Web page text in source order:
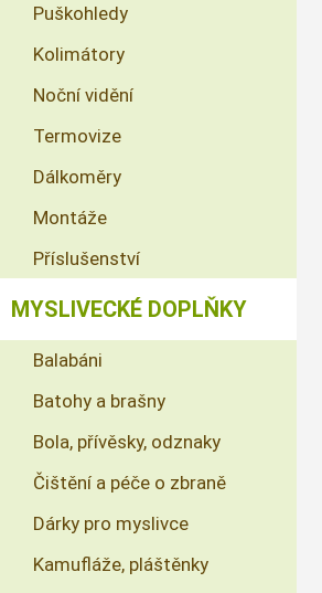
Puškohledy
Kolimátory
Noční vidění
Termovize
Dálkoměry
Montáže
Příslušenství
MYSLIVECKÉ DOPLŇKY
Balabáni
Batohy a brašny
Bola, přívěsky, odznaky
Čištění a péče o zbraně
Dárky pro myslivce
Kamufláže, pláštěnky